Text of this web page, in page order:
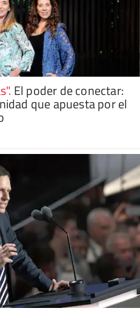
. El poder de conectar:
que apuesta por el